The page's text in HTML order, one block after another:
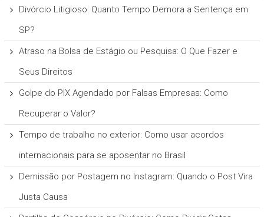
Divórcio Litigioso: Quanto Tempo Demora a Sentença em
SP?
Atraso na Bolsa de Estágio ou Pesquisa: O Que Fazer e
Seus Direitos
Golpe do PIX Agendado por Falsas Empresas: Como
Recuperar o Valor?
Tempo de trabalho no exterior: Como usar acordos
internacionais para se aposentar no Brasil
Demissão por Postagem no Instagram: Quando o Post Vira
Justa Causa